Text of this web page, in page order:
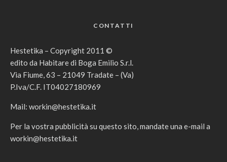
CONTATTI
Hestetika – Copyright 2011 ©
edito da Habitare di Boga Emilio S.r.l.
Via Fiume, 63 – 21049 Tradate – (Va)
P.Iva/C.F. IT04027180969
Mail: workin@hestetika.it
Per la vostra pubblicità su questo sito, mandate una e-mail a
workin@hestetika.it